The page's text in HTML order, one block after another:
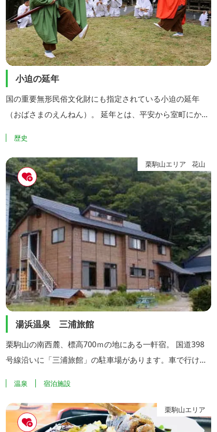
小迫の延年
国の重要無形民俗文化財にも指定されている小迫の延年
（おばさまのえんねん）。 延年とは、平安から室町にかけ
総称のひとつですが、小迫の延年は、国の重要無形民族文
化財にも指定されており、由来、保存スタイルとも固有の
ものが見られます。
歴史
栗駒山エリア 花山
湯浜温泉 三浦旅館
栗駒山の南西麓、標高700ｍの地にある一軒宿。 国道398
号線沿いに「三浦旅館」の駐車場があります。車で行ける
る秘湯、それが「ランプの宿 湯浜温泉 三浦旅館」です。
2008年6月14日に発生した「岩手・宮城内陸地震」、2011
年3月11日の東日本大震災。 2度の災害により源泉の枯渇、
温泉 宿泊施設
栗駒山エリア